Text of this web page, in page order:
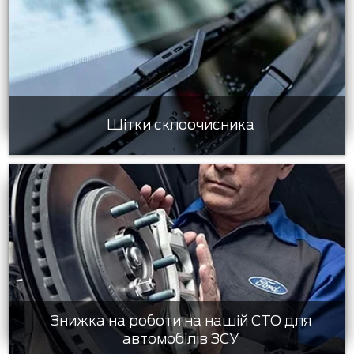
Щітки склоочисника
Знижка на роботи на нашій СТО для
автомобілів ЗСУ